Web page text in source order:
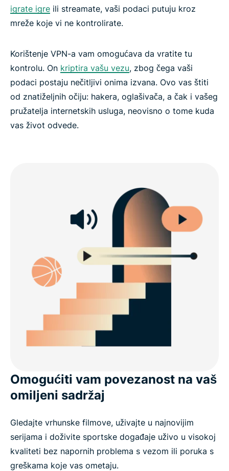
igrate igre ili streamate, vaši podaci putuju kroz
mreže koje vi ne kontrolirate.
Korištenje VPN-a vam omogućava da vratite tu
kontrolu. On kriptira vašu vezu, zbog čega vaši
podaci postaju nečitljivi onima izvana. Ovo vas štiti
od znatiželjnih očiju: hakera, oglašivača, a čak i vašeg
pružatelja internetskih usluga, neovisno o tome kuda
vas život odvede.
Omogućiti vam povezanost na vaš
omiljeni sadržaj
Gledajte vrhunske filmove, uživajte u najnovijim
serijama i doživite sportske događaje uživo u visokoj
kvaliteti bez napornih problema s vezom ili poruka s
greškama koje vas ometaju.